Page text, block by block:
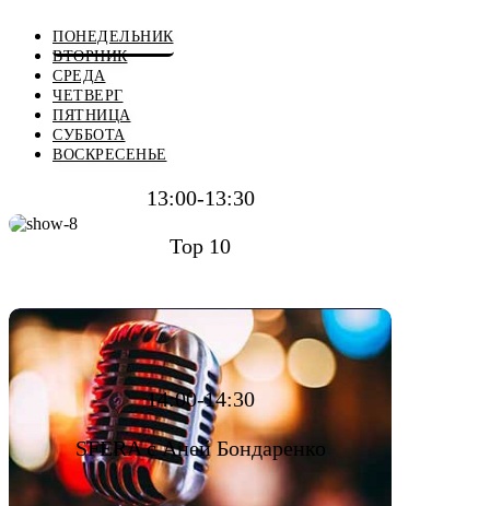
ПОНЕДЕЛЬНИК
ВТОРНИК
СРЕДА
ЧЕТВЕРГ
ПЯТНИЦА
СУББОТА
ВОСКРЕСЕНЬЕ
13:00-13:30
Top 10
14:00-14:30
SFERA с Аней Бондаренко